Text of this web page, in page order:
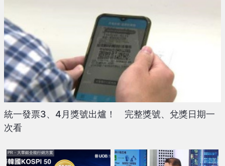
統一發票3、4月獎號出爐！ 完整獎號、兌獎日期一
次看
PR・大華銀全能行銷方案